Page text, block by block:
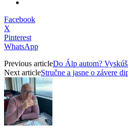
Facebook
X
Pinterest
WhatsApp
Previous articleDo Álp autom?
Next articleStručne a jasne o závere